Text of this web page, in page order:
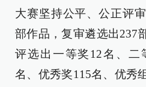
大赛坚持公平、公正评
部作品，复审遴选出237
评选出一等奖12名、二
名、优秀奖115名、优秀